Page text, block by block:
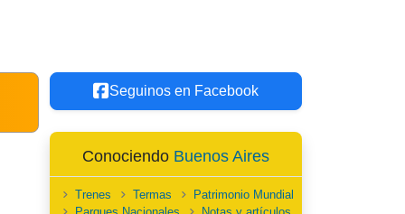
Seguinos en Facebook
Conociendo Buenos Aires
Trenes Termas
Patrimonio Mundial